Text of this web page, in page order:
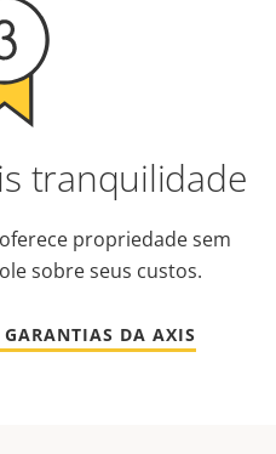
tranquilidade
propriedade sem
sobre seus custos.
DA AXIS